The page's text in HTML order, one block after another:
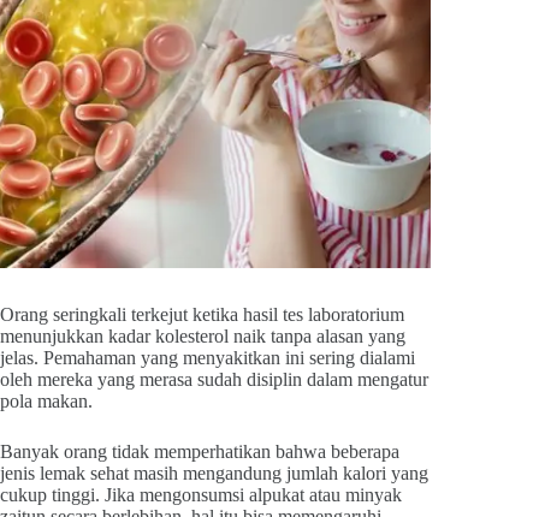
Orang seringkali terkejut ketika hasil tes laboratorium
menunjukkan kadar kolesterol naik tanpa alasan yang
jelas. Pemahaman yang menyakitkan ini sering dialami
oleh mereka yang merasa sudah disiplin dalam mengatur
pola makan.
Banyak orang tidak memperhatikan bahwa beberapa
jenis lemak sehat masih mengandung jumlah kalori yang
cukup tinggi. Jika mengonsumsi alpukat atau minyak